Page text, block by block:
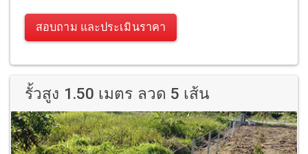
สอบถาม และประเมินราคา
รั้วสูง 1.50 เมตร ลวด 5 เส้น